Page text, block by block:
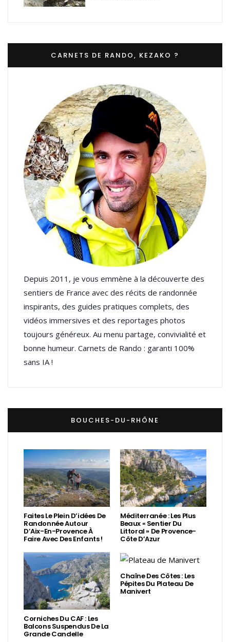
CARNETS DE RANDO, KEZAKO ?
Depuis 2011, je vous emmène à la découverte des
sentiers de France avec des récits de randonnée
inspirants, des guides pratiques complets, des
vidéos immersives et des reportages photos
toujours généreux. Au menu partage, convivialité et
bonne humeur. Carnets de Rando : garanti 100%
sans IA !
BOUCHES-DU-RHÔNE
Faites Le Plein D’idées De
Randonnée Autour
D’Aix-En-Provence À
Faire Avec Des Enfants !
Méditerranée : Les Plus
Beaux « Sentier Du
Littoral » De Provence-
Côte D’Azur
Corniches Du CAF : Les
Balcons Suspendus De La
Grande Candelle
Chaîne Des Côtes : Les
Pépites Du Plateau De
Manivert